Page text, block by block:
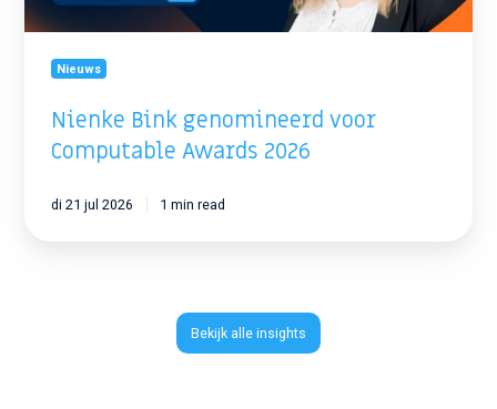
Nieuws
Nienke Bink genomineerd voor
Computable Awards 2026
di 21 jul 2026 1 min read
Bekijk alle insights